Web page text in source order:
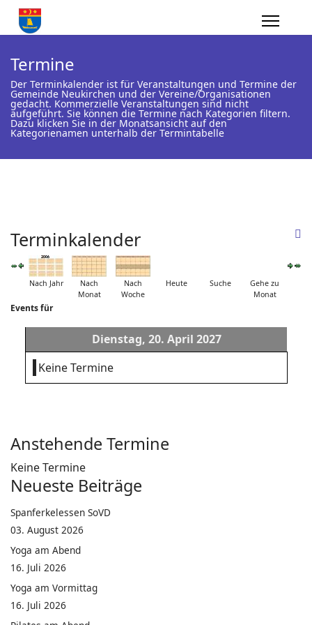
Termine
Der Terminkalender ist für Veranstaltungen und Termine der
Gemeinde Neukirchen und der Vereine/Organisationen
gedacht. Kommerzielle Veranstaltungen sind nicht
aufgeführt. Sie können die Termine nach Kategorien filtern.
Dazu klicken Sie in der Monatsansicht auf den
Kategorienamen unterhalb der Termintabelle
Terminkalender
Nach Jahr
Nach
Monat
Nach
Woche
Heute Suche
Gehe zu
Monat
Events für
Dienstag, 20. April 2027
Keine Termine
Anstehende Termine
Keine Termine
Neueste Beiträge
Spanferkelessen SoVD
03. August 2026
Yoga am Abend
16. Juli 2026
Yoga am Vormittag
16. Juli 2026